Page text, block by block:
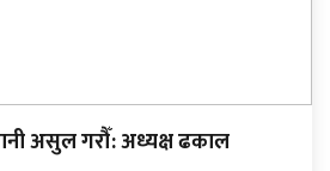
असुल गरौँ: अध्यक्ष ढकाल